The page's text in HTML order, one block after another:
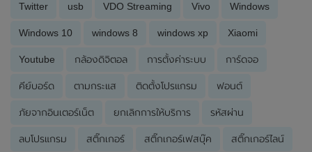
Twitter usb VDO Streaming Vivo Windows
Windows 10 windows 8 windows xp Xiaomi
Youtube กล้องดิจิตอล การตั้งค่าระบบ การ์ดจอ
คีย์บอร์ด ตามกระแส ติดตั้งโปรแกรม ฟอนต์
ภัยจากอินเตอร์เน็ต ยกเลิกการให้บริการ รหัสผ่าน
ลบโปรแกรม สติ๊กเกอร์ สติ๊กเกอร์เฟสบุ๊ค สติ๊กเกอร์ไลน์